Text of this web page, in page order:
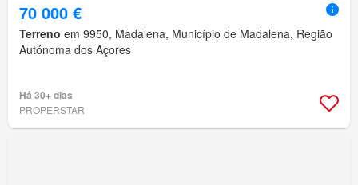
70 000 €
Terreno em 9950, Madalena, Município de Madalena, Região
Autónoma dos Açores
Há 30+ dias
PROPERSTAR